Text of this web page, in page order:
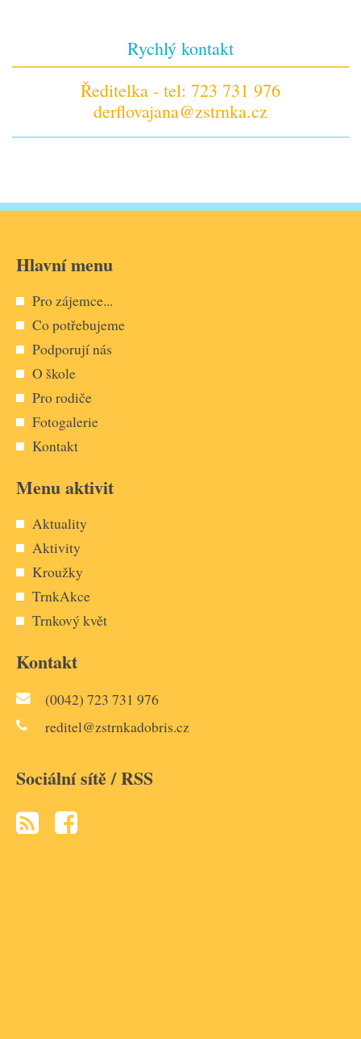
Rychlý kontakt
Ředitelka - tel: 723 731 976
derflovajana@zstrnka.cz
Hlavní menu
Pro zájemce...
Co potřebujeme
Podporují nás
O škole
Pro rodiče
Fotogalerie
Kontakt
Menu aktivit
Aktuality
Aktivity
Kroužky
TrnkAkce
Trnkový květ
Kontakt
(0042) 723 731 976
reditel@zstrnkadobris.cz
Sociální sítě / RSS